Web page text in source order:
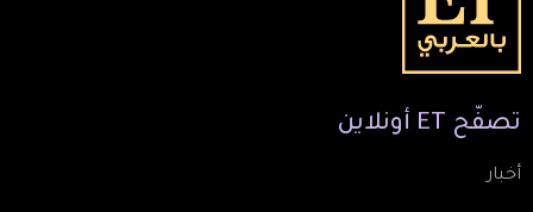
تصفّح ET أونلاين
أخبار